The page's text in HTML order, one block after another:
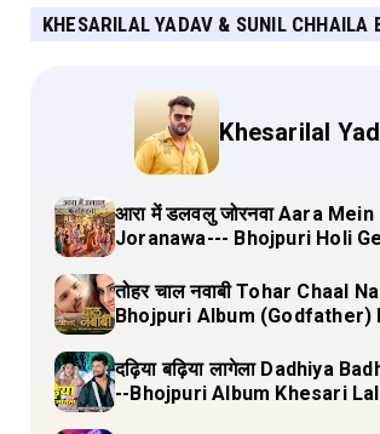
KHESARILAL YADAV & SUNIL CHHAILA
Khesarilal
आरा में डलवलु जोरनवा Aara
Joranawa--- Bhojpuri Holi
तोहर चाल नवाबी Tohar Chaal
Bhojpuri Album (Godfather)
दढ़िया बढ़िया लागेला Dadhiya
--Bhojpuri Album Khesari